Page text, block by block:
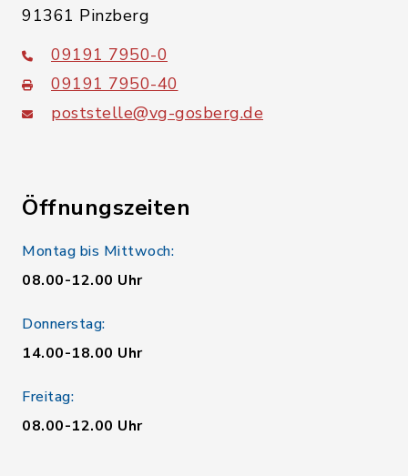
91361 Pinzberg
09191 7950-0
09191 7950-40
poststelle@vg-gosberg.de
Öffnungszeiten
Montag bis Mittwoch:
08.00-12.00 Uhr
Donnerstag:
14.00-18.00 Uhr
Freitag:
08.00-12.00 Uhr